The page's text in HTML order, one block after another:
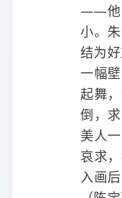
——他
小。
结为
一幅
起舞
倒，
美人
哀求
入画